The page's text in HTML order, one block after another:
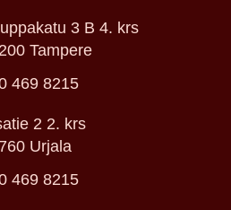
3 B 4. krs
Tampere
469 8215
2 2. krs
Urjala
469 8215